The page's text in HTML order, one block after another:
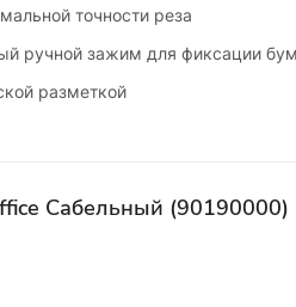
точности реза
ручной зажим для фиксации
разметкой
Сабельный (90190000)